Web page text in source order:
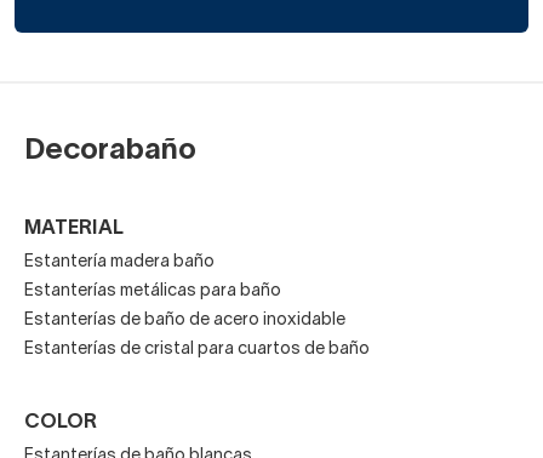
Decorabaño
MATERIAL
Estantería madera baño
Estanterías metálicas para baño
Estanterías de baño de acero inoxidable
Estanterías de cristal para cuartos de baño
COLOR